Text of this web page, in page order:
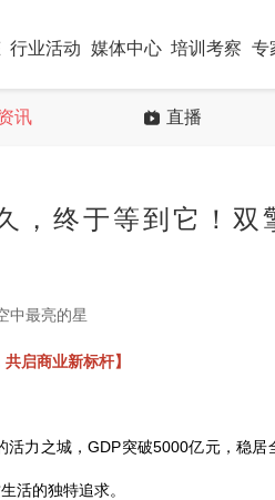
行业活动 媒体中心 培训考察 专
讯 直播
，终于等到它！双
中最亮的星
共启商业新标杆】
活力之城，GDP突破5000亿元，稳
活的独特追求。